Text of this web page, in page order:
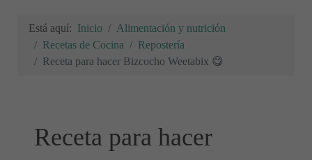
Está aquí: Inicio
Alimentación y nutrición
Recetas de Cocina
Repostería
Receta para hacer Bizcocho Weetabix 😋
Receta para hacer